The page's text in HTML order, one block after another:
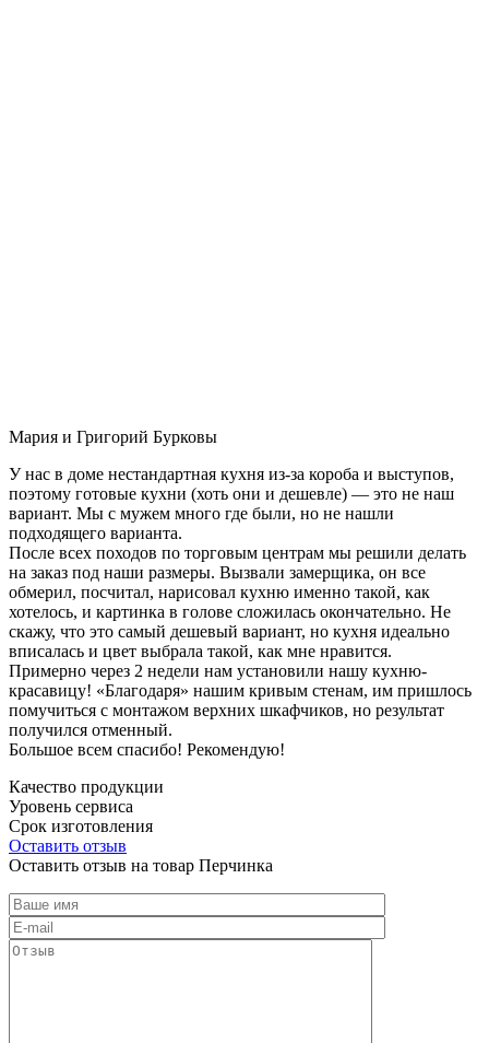
Мария и Григорий Бурковы
У нас в доме нестандартная кухня из-за короба и выступов,
поэтому готовые кухни (хоть они и дешевле) — это не наш
вариант. Мы с мужем много где были, но не нашли
подходящего варианта.
После всех походов по торговым центрам мы решили делать
на заказ под наши размеры. Вызвали замерщика, он все
обмерил, посчитал, нарисовал кухню именно такой, как
хотелось, и картинка в голове сложилась окончательно. Не
скажу, что это самый дешевый вариант, но кухня идеально
вписалась и цвет выбрала такой, как мне нравится.
Примерно через 2 недели нам установили нашу кухню-
красавицу! «Благодаря» нашим кривым стенам, им пришлось
помучиться с монтажом верхних шкафчиков, но результат
получился отменный.
Большое всем спасибо! Рекомендую!
Качество продукции
Уровень сервиса
Срок изготовления
Оставить отзыв
Оставить отзыв на товар Перчинка